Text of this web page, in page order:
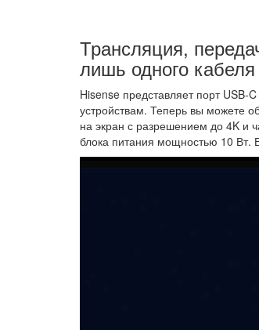
Трансляция,
лишь одного кабеля
Hisense представляет порт USB-
устройствам. Теперь вы можете
на экран с разрешением до 4K и
блока питания мощностью 10 Вт.